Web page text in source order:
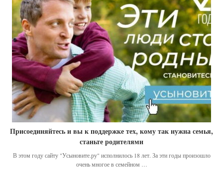
Присоединяйтесь и вы к поддержке тех, кому так нужна семья,
станьте родителями
В этом году сайту "Усыновите.ру" исполнилось 18 лет. За эти годы произошло
очень многое в семейном …